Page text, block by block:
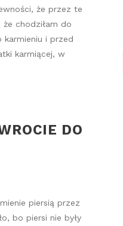
że przez te
że chodziłam do
karmieniu i przed
karmiącej, w
DO
piersią przez
bo piersi nie były